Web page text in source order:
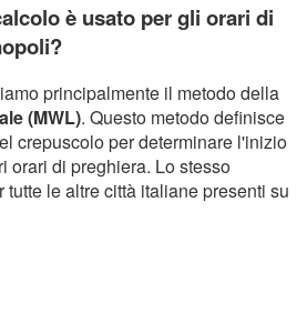
è usato per gli orari di
principalmente il metodo della
(MWL). Questo metodo definisce
crepuscolo per determinare l'inizio
orari di preghiera. Lo stesso
tutte le altre città italiane presenti su